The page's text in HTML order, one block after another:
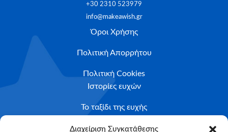
Διαχείριση Συγκατάθεσης
+30 2310 523979
info@makeawish.gr
Όροι Χρήσης
Πολιτική Απορρήτου
Πολιτική Cookies
Ιστορίες ευχών
Το ταξίδι της ευχής
Κριτήρια Καταλληλότητας